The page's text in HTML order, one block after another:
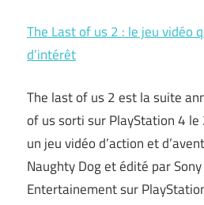
The Last of us 2 : le jeu vidéo
d’intérêt
The last of us 2 est la suite
of us sorti sur PlayStation 4
un jeu vidéo d’action et
Naughty Dog et édité par
Entertainement sur